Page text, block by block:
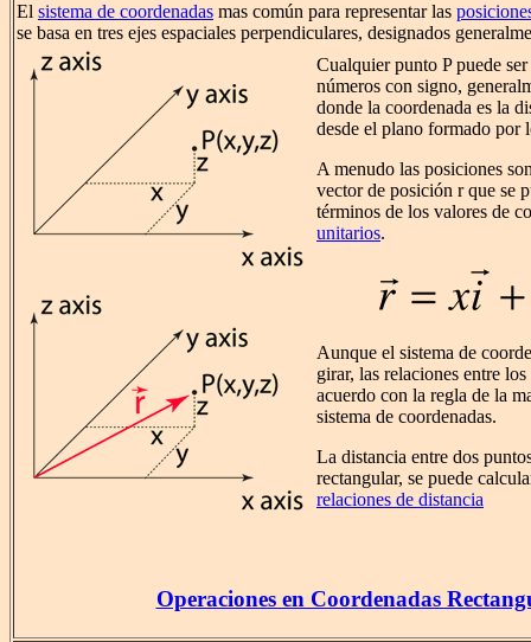
El sistema de coordenadas mas común para representar las
se basa en tres ejes espaciales perpendiculares, designados
Cualquier punto P puede
números con signo,
donde la coordenada es la
desde el plano formado por
A menudo las posiciones
vector de posición r que se
términos de los valores de
unitarios.
Aunque el sistema de
girar, las relaciones entre
acuerdo con la regla de la
sistema de coordenadas.
La distancia entre dos
rectangular, se puede
relaciones de distancia
Operaciones en Coordenadas